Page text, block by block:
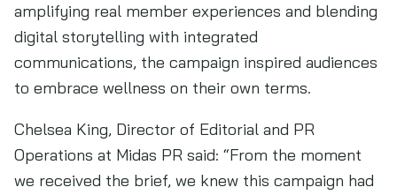
amplifying real member experiences and blending
digital storytelling with integrated
communications, the campaign inspired audiences
to embrace wellness on their own terms.
Chelsea King, Director of Editorial and PR
Operations at Midas PR said: “From the moment
we received the brief, we knew this campaign had